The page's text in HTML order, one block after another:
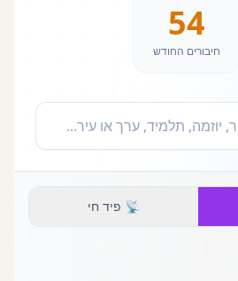
54
חיבורים החודש
📡 פיד חי